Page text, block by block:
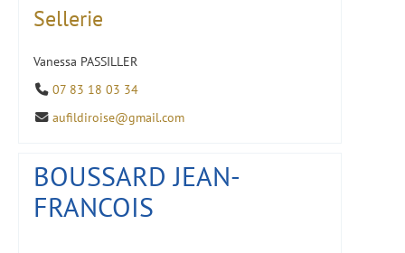
Sellerie
Vanessa PASSILLER
07 83 18 03 34
aufildiroise@gmail.com
BOUSSARD JEAN-
FRANCOIS